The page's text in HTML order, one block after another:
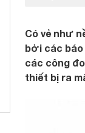
Có vẻ như
bởi các báo
các công
thiết bị ra